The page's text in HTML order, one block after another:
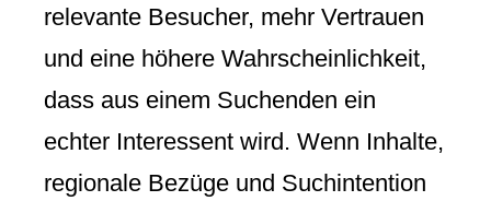
relevante Besucher, mehr Vertrauen
und eine höhere Wahrscheinlichkeit,
dass aus einem Suchenden ein
echter Interessent wird. Wenn Inhalte,
regionale Bezüge und Suchintention